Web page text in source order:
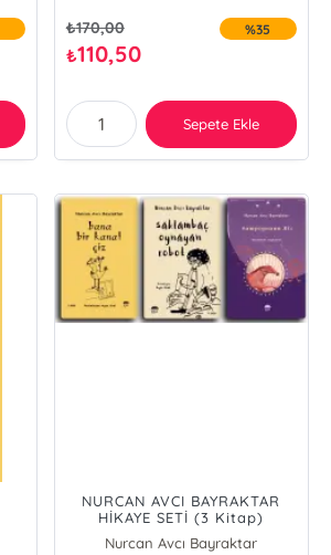
₺170,00
₺110,50
%35
Sepete Ekle
NURCAN AVCI BAYRAKTAR
HİKAYE SETİ (3 Kitap)
Nurcan Avcı Bayraktar